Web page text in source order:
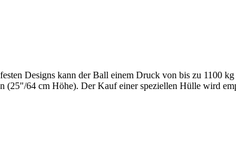
Designs kann der Ball einem Druck von bis zu 1100
64 cm Höhe). Der Kauf einer speziellen Hülle wird